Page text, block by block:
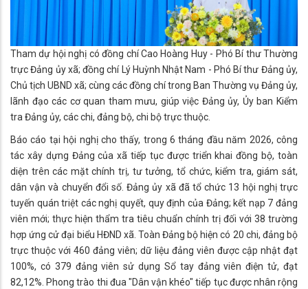
Tham dự hội nghị có đồng chí Cao Hoàng Huy - Phó Bí thư Thường
trực Đảng ủy xã; đồng chí Lý Huỳnh Nhật Nam - Phó Bí thư Đảng ủy,
Chủ tịch UBND xã; cùng các đồng chí trong Ban Thường vụ Đảng ủy,
lãnh đạo các cơ quan tham mưu, giúp việc Đảng ủy, Ủy ban Kiểm
tra Đảng ủy, các chi, đảng bộ, chi bộ trực thuộc.
Báo cáo tại hội nghị cho thấy, trong 6 tháng đầu năm 2026, công
tác xây dựng Đảng của xã tiếp tục được triển khai đồng bộ, toàn
diện trên các mặt chính trị, tư tưởng, tổ chức, kiểm tra, giám sát,
dân vận và chuyển đổi số. Đảng ủy xã đã tổ chức 13 hội nghị trực
tuyến quán triệt các nghị quyết, quy định của Đảng; kết nạp 7 đảng
viên mới; thực hiện thẩm tra tiêu chuẩn chính trị đối với 38 trường
hợp ứng cử đại biểu HĐND xã. Toàn Đảng bộ hiện có 20 chi, đảng bộ
trực thuộc với 460 đảng viên; dữ liệu đảng viên được cập nhật đạt
100%, có 379 đảng viên sử dụng Sổ tay đảng viên điện tử, đạt
82,12%. Phong trào thi đua "Dân vận khéo" tiếp tục được nhân rộng